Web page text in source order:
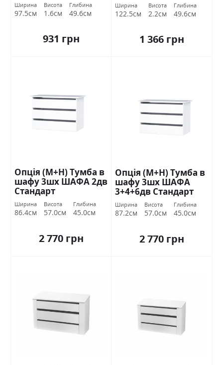
Ширина
97.5см
Висота
1.6см
Глибина
49.6см
931 грн
Ширина
122.5см
Висота
2.2см
Глибина
49.6см
1 366 грн
Опція (М+Н) Тумба в
шафу 3шх ШАФА 2дв
Стандарт
Ширина
86.4см
Висота
57.0см
Глибина
45.0см
2 770 грн
Опція (М+Н) Тумба в
шафу 3шх ШАФА
3+4+6дв Стандарт
Ширина
87.2см
Висота
57.0см
Глибина
45.0см
2 770 грн